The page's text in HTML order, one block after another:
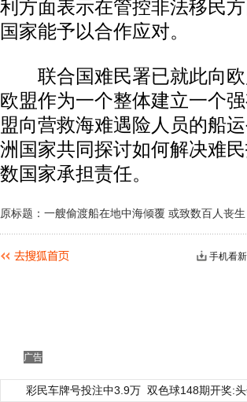
利方面表示在管控非法移民
国家能予以合作应对。
联合国难民署已就此向欧
欧盟作为一个整体建立一个
盟向营救海难遇险人员的船
洲国家共同探讨如何解决难
数国家承担责任。
原标题：一艘偷渡船在地中海倾覆 或致数百人丧生
手机看
广告
彩民车牌号投注中3.9万 双色球148期开奖: